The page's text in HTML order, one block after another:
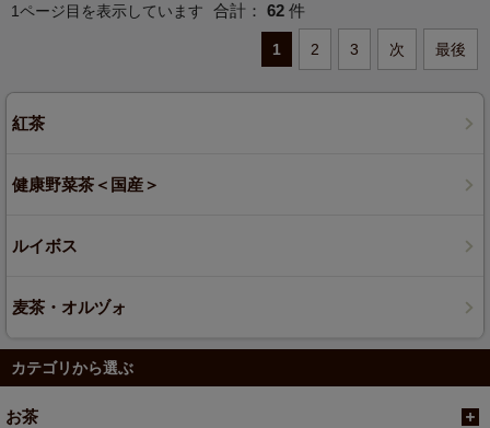
1ページ目を表示しています 合計： 62 件
1 2 3 次 最後
紅茶
健康野菜茶＜国産＞
ルイボス
麦茶・オルヅォ
カテゴリから選ぶ
お茶